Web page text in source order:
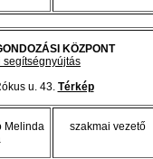
KÖZPONT
segítségnyújtás
u. 43. Térkép
Melinda
szakmai vezető